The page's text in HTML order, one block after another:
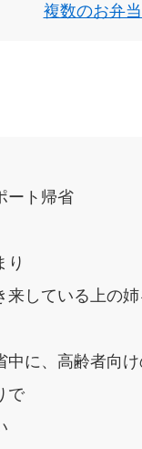
複数のお弁
ート帰省
り
来している上の
中に、高齢者向
で